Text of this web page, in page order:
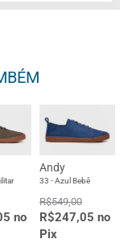
no
Andy
33 - Azul Bebê
R$549,00
R$247,05 no
Pix